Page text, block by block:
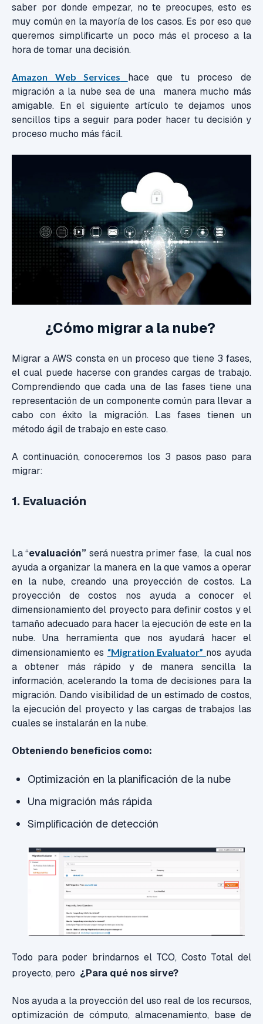
saber por donde empezar, no te preocupes, esto es
muy común en la mayoría de los casos. Es por eso que
queremos simplificarte un poco más el proceso a la
hora de tomar una decisión.
Amazon Web Services
hace que tu proceso de
migración a la nube sea de una manera mucho más
amigable. En el siguiente artículo te dejamos unos
sencillos tips a seguir para poder hacer tu decisión y
proceso mucho más fácil.
¿Cómo migrar a la nube?
Migrar a AWS consta en un proceso que tiene 3 fases,
el cual puede hacerse con grandes cargas de trabajo.
Comprendiendo que cada una de las fases tiene una
representación de un componente común para llevar a
cabo con éxito la migración. Las fases tienen un
método ágil de trabajo en este caso.
A continuación, conoceremos los 3 pasos paso para
migrar:
1. Evaluación
La “evaluación” será nuestra primer fase, la cual nos
ayuda a organizar la manera en la que vamos a operar
en la nube, creando una proyección de costos. La
proyección de costos nos ayuda a conocer el
dimensionamiento del proyecto para definir costos y el
tamaño adecuado para hacer la ejecución de este en la
nube. Una herramienta que nos ayudará hacer el
dimensionamiento es “Migration Evaluator” nos ayuda
a obtener más rápido y de manera sencilla la
información, acelerando la toma de decisiones para la
migración. Dando visibilidad de un estimado de costos,
la ejecución del proyecto y las cargas de trabajos las
cuales se instalarán en la nube.
Obteniendo beneficios como:
Optimización en la planificación de la nube
Una migración más rápida
Simplificación de detección
Todo para poder brindarnos el TCO, Costo Total del
proyecto, pero ¿Para qué nos sirve?
Nos ayuda a la proyección del uso real de los recursos,
optimización de cómputo, almacenamiento, base de